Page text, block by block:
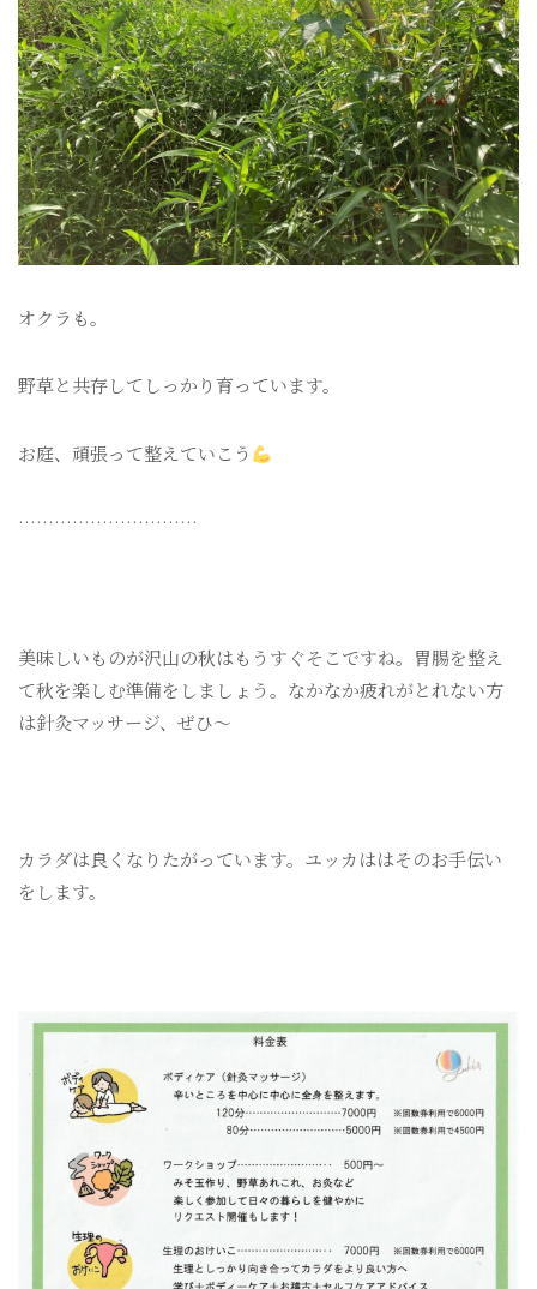
オクラも。
野草と共存してしっかり育っています。
お庭、頑張って整えていこう
…………………………
美味しいものが沢山の秋はもうすぐそこですね。胃腸を整え
て秋を楽しむ準備をしましょう。なかなか疲れがとれない方
は針灸マッサージ、ぜひ〜
カラダは良くなりたがっています。ユッカははそのお手伝い
をします。